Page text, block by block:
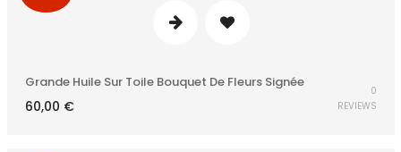
Grande Huile Sur Toile Bouquet De Fleurs Signée
60,00 €
0
REVIEWS